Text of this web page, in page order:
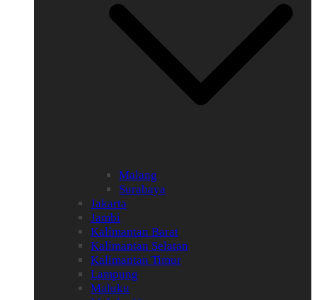
Malang
Surabaya
Jakarta
Jambi
Kalimantan Barat
Kalimantan Selatan
Kalimantan Timur
Lampung
Maluku